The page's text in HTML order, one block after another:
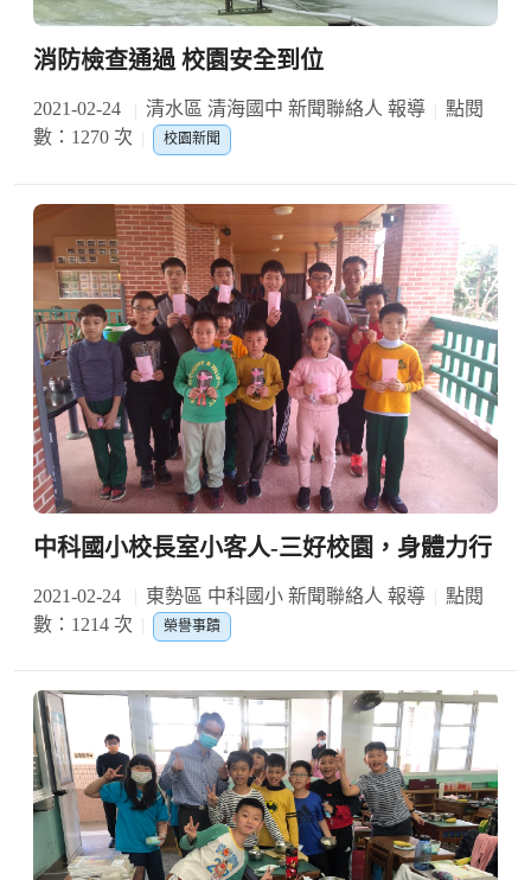
消防檢查通過 校園安全到位
2021-02-24 清水區 清海國中 新聞聯絡人 報導
點閱
數：1270 次
校園新聞
中科國小校長室小客人-三好校園，身體力行
2021-02-24 東勢區 中科國小 新聞聯絡人 報導
點閱
數：1214 次
榮譽事蹟